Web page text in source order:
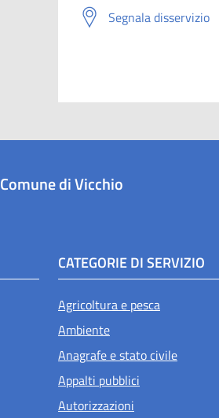
Segnala disservizio
Comune di Vicchio
CATEGORIE DI SERVIZIO
Agricoltura e pesca
Ambiente
Anagrafe e stato civile
Appalti pubblici
Autorizzazioni